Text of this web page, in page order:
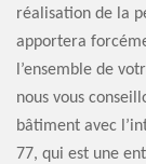
réalisation de la
apportera
l’ensemble de
nous vous
bâtiment avec
77, qui est une